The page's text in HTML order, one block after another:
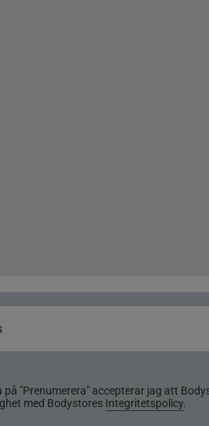
på "Prenumerera" accepterar jag att
med Bodystores Integritetspolicy.